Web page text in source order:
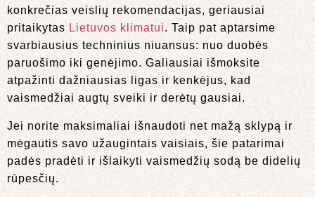
konkrečias veislių rekomendacijas, geriausiai
pritaikytas Lietuvos klimatui. Taip pat aptarsime
svarbiausius techninius niuansus: nuo duobės
paruošimo iki genėjimo. Galiausiai išmoksite
atpažinti dažniausias ligas ir kenkėjus, kad
vaismedžiai augtų sveiki ir derėtų gausiai.
Jei norite maksimaliai išnaudoti net mažą sklypą ir
mėgautis savo užaugintais vaisiais, šie patarimai
padės pradėti ir išlaikyti vaismedžių sodą be didelių
rūpesčių.